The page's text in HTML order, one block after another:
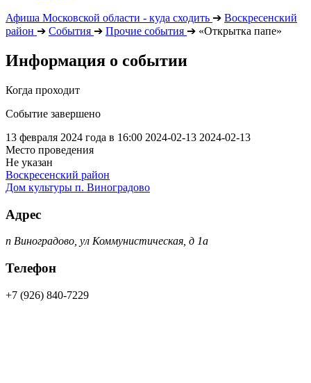
Афиша Московской области - куда сходить ➔ Воскресенский
район ➔ События ➔ Прочие события ➔ «Открытка папе»
Информация о событии
Когда проходит
Событие завершено
13 февраля 2024 года в 16:00 2024-02-13 2024-02-13
Место проведения
Не указан
Воскресенский район
Дом культуры п. Виноградово
Адрес
п Виноградово, ул Коммунистическая, д 1а
Телефон
+7 (926) 840-7229